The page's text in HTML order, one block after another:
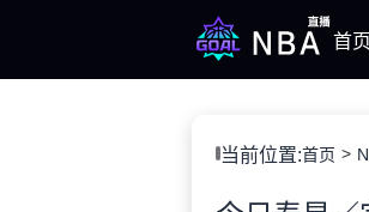
首页
当前位置:首页